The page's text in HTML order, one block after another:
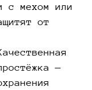
с мехом или
от
—